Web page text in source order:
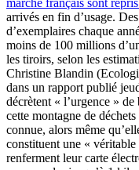
arrivés en fin d’usage.
d’exemplaires chaque
moins de 100 millions
les tiroirs, selon les
Christine Blandin
dans un rapport publié
décrètent « l’urgence »
cette montagne de
connue, alors même
constituent une «
renferment leur carte